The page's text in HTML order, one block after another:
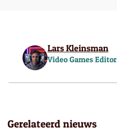
Lars Kleinsman
Video Games Editor
Gerelateerd nieuws